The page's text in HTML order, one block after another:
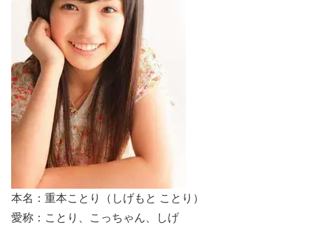
本名：重本ことり（しげもと ことり）
愛称：ことり、こっちゃん、しげ